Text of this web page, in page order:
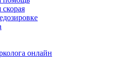
скорая
онлайн